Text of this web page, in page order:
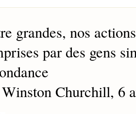
grandes, nos
par des gens
Churchill, 6